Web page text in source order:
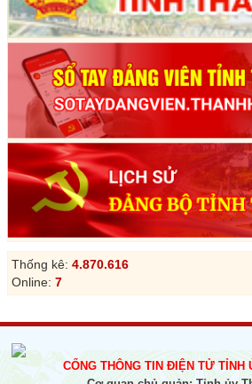
Thống kê: 4.870.616
Online: 7
CỔNG THÔNG TIN ĐIỆN TỬ TỈNH